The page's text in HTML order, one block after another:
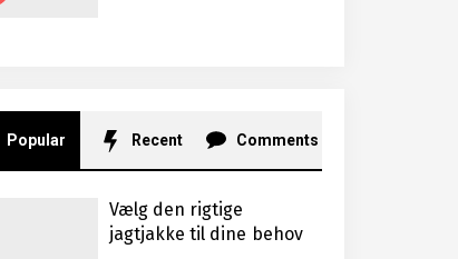
Popular Recent Comments
Vælg den rigtige
jagtjakke til dine behov